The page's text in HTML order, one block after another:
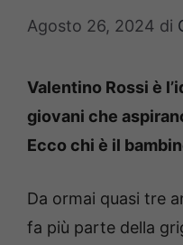
Agosto 26, 2024 di
Valentino Rossi è
giovani che
Ecco chi è il
Da ormai quasi tre
fa più parte della